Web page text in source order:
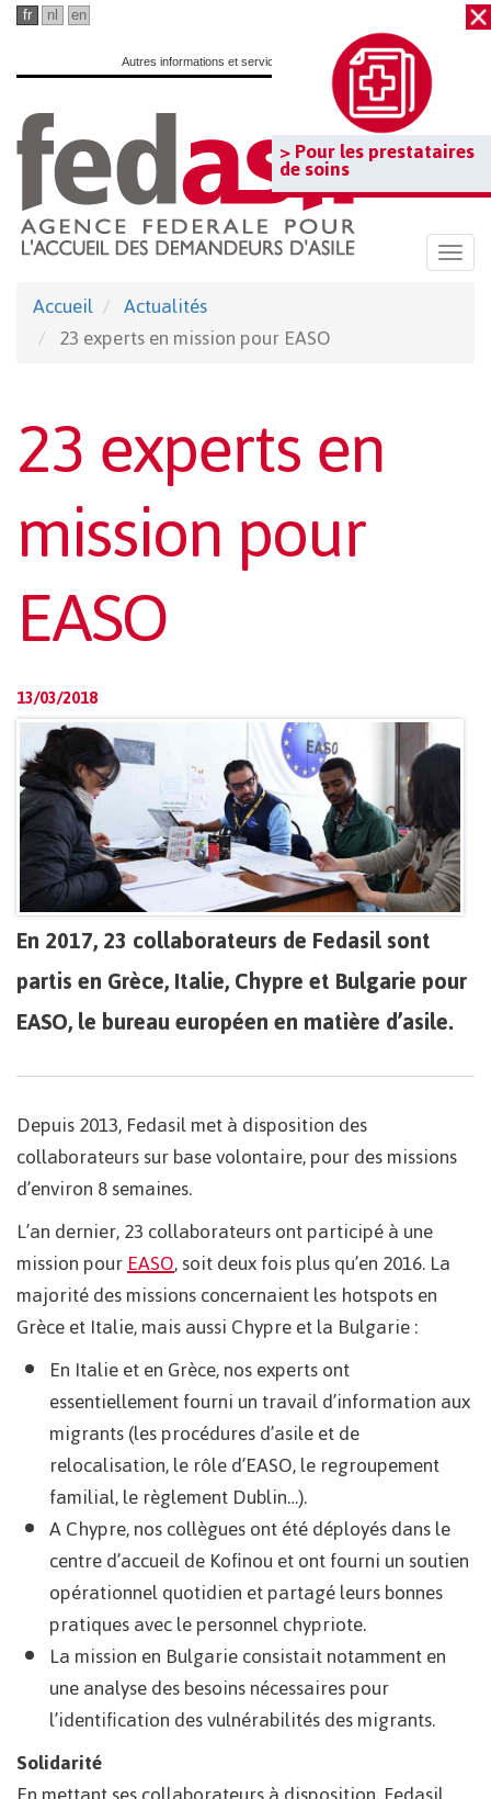
Passer
contenu
principal
> Pour les prestataires
de soins
fr nl en
Autres informations et services officiels :www.belgium.be
Accueil
Actualités
23 experts en mission pour EASO
23 experts en
mission pour
EASO
13/03/2018
En 2017, 23 collaborateurs de Fedasil sont
partis en Grèce, Italie, Chypre et Bulgarie pour
EASO, le bureau européen en matière d’asile.
Depuis 2013, Fedasil met à disposition des
collaborateurs sur base volontaire, pour des missions
d’environ 8 semaines.
L’an dernier, 23 collaborateurs ont participé à une
mission pourEASO, soit deux fois plus qu’en 2016. La
majorité des missions concernaient les hotspots en
Grèce et Italie, mais aussi Chypre et la Bulgarie :
En Italie et en Grèce, nos experts ont
essentiellement fourni un travail d’information aux
migrants (les procédures d’asile et de
relocalisation, le rôle d’EASO, le regroupement
familial, le règlement Dublin…).
A Chypre, nos collègues ont été déployés dans le
centre d’accueil de Kofinou et ont fourni un soutien
opérationnel quotidien et partagé leurs bonnes
pratiques avec le personnel chypriote.
La mission en Bulgarie consistait notamment en
une analyse des besoins nécessaires pour
l’identification des vulnérabilités des migrants.
Solidarité